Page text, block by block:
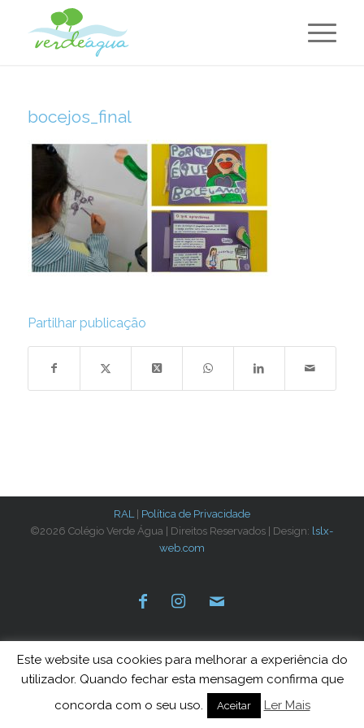
bocejos_final
Partilhar publicação
RAL
Política de Privacidade
©2026 Colégio Verde Água | Direitos Reservados | Design: lslx-
web.com
Este website usa cookies para melhorar a experiência do
utilizador. Quando fechar esta mensagem confirma que
concorda com o seu uso.
Aceitar Ler Mais